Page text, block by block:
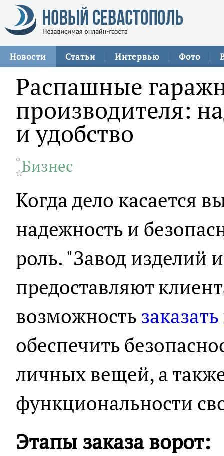
Новости Статьи Интервью Фото
Распашные
производителя:
и удобство
Бизнес
Когда дело касается
надежность и
роль. "Завод изделий
предоставляют
возможность
обеспечить
личных вещей, а
функциональности
Этапы заказа ворот: